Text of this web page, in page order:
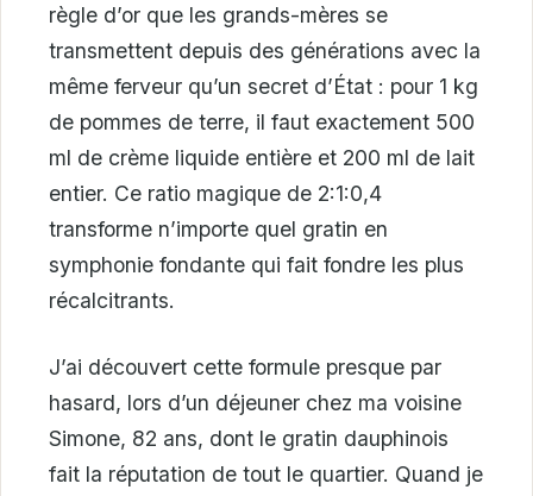
règle d’or que les grands-mères se
transmettent depuis des générations avec la
même ferveur qu’un secret d’État : pour 1 kg
de pommes de terre, il faut exactement 500
ml de crème liquide entière et 200 ml de lait
entier. Ce ratio magique de 2:1:0,4
transforme n’importe quel gratin en
symphonie fondante qui fait fondre les plus
récalcitrants.
J’ai découvert cette formule presque par
hasard, lors d’un déjeuner chez ma voisine
Simone, 82 ans, dont le gratin dauphinois
fait la réputation de tout le quartier. Quand je